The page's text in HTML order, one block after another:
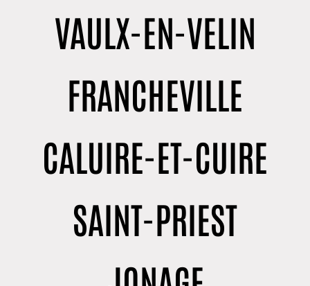
VAULX-EN-VELIN
FRANCHEVILLE
CALUIRE-ET-CUIRE
SAINT-PRIEST